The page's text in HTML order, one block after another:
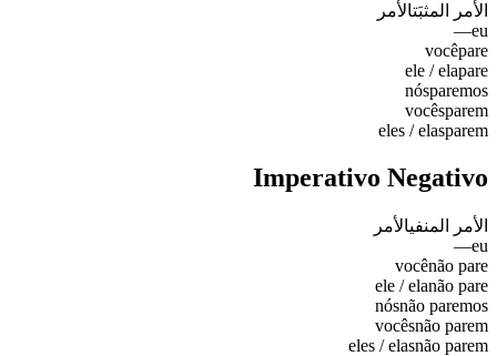
الأمر المثبَتالأمر
eu
—
vocêpare
ele / elapare
nósparemos
vocêsparem
eles / elasparem
Imperativo Negativo
الأمر المنفيالأمر
eu
—
vocênão pare
ele / elanão pare
nósnão paremos
vocêsnão parem
eles / elasnão parem